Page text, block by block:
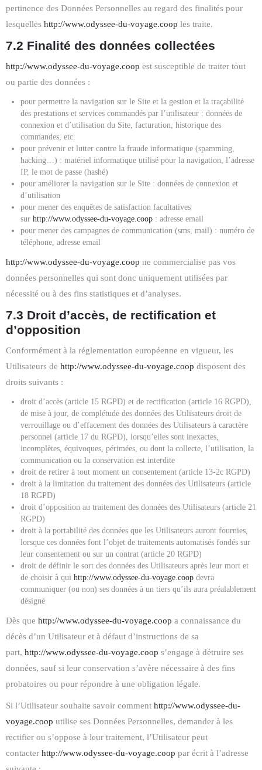
pertinence des Données Personnelles au regard des finalités pour
lesquelles http://www.odyssee-du-voyage.coop les traite.
7.2 Finalité des données collectées
http://www.odyssee-du-voyage.coop est susceptible de traiter tout
ou partie des données :
pour permettre la navigation sur le Site et la gestion et la traçabilité
des prestations et services commandés par l’utilisateur : données de
connexion et d’utilisation du Site, facturation, historique des
commandes, etc.
pour prévenir et lutter contre la fraude informatique (spamming,
hacking…) : matériel informatique utilisé pour la navigation, l’adresse
IP, le mot de passe (hashé)
pour améliorer la navigation sur le Site : données de connexion et
d’utilisation
pour mener des enquêtes de satisfaction facultatives
sur http://www.odyssee-du-voyage.coop : adresse email
pour mener des campagnes de communication (sms, mail) : numéro de
téléphone, adresse email
http://www.odyssee-du-voyage.coop ne commercialise pas vos
données personnelles qui sont donc uniquement utilisées par
nécessité ou à des fins statistiques et d’analyses.
7.3 Droit d’accès, de rectification et
d’opposition
Conformément à la réglementation européenne en vigueur, les
Utilisateurs de http://www.odyssee-du-voyage.coop disposent des
droits suivants :
droit d’accès (article 15 RGPD) et de rectification (article 16 RGPD),
de mise à jour, de complétude des données des Utilisateurs droit de
verrouillage ou d’effacement des données des Utilisateurs à caractère
personnel (article 17 du RGPD), lorsqu’elles sont inexactes,
incomplètes, équivoques, périmées, ou dont la collecte, l’utilisation, la
communication ou la conservation est interdite
droit de retirer à tout moment un consentement (article 13-2c RGPD)
droit à la limitation du traitement des données des Utilisateurs (article
18 RGPD)
droit d’opposition au traitement des données des Utilisateurs (article 21
RGPD)
droit à la portabilité des données que les Utilisateurs auront fournies,
lorsque ces données font l’objet de traitements automatisés fondés sur
leur consentement ou sur un contrat (article 20 RGPD)
droit de définir le sort des données des Utilisateurs après leur mort et
de choisir à qui http://www.odyssee-du-voyage.coop devra
communiquer (ou non) ses données à un tiers qu’ils aura préalablement
désigné
Dès que http://www.odyssee-du-voyage.coop a connaissance du
décès d’un Utilisateur et à défaut d’instructions de sa
part, http://www.odyssee-du-voyage.coop s’engage à détruire ses
données, sauf si leur conservation s’avère nécessaire à des fins
probatoires ou pour répondre à une obligation légale.
Si l’Utilisateur souhaite savoir comment http://www.odyssee-du-
voyage.coop utilise ses Données Personnelles, demander à les
rectifier ou s’oppose à leur traitement, l’Utilisateur peut
contacter http://www.odyssee-du-voyage.coop par écrit à l’adresse